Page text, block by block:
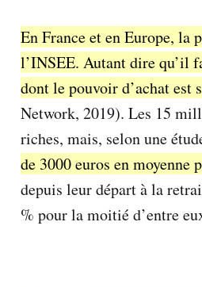
En France et en Europe, la
l’INSEE. Autant dire qu’il
dont le pouvoir d’achat est
Network, 2019). Les 15
riches, mais, selon une
de 3000 euros en moyenne
depuis leur départ à la
% pour la moitié d’entre